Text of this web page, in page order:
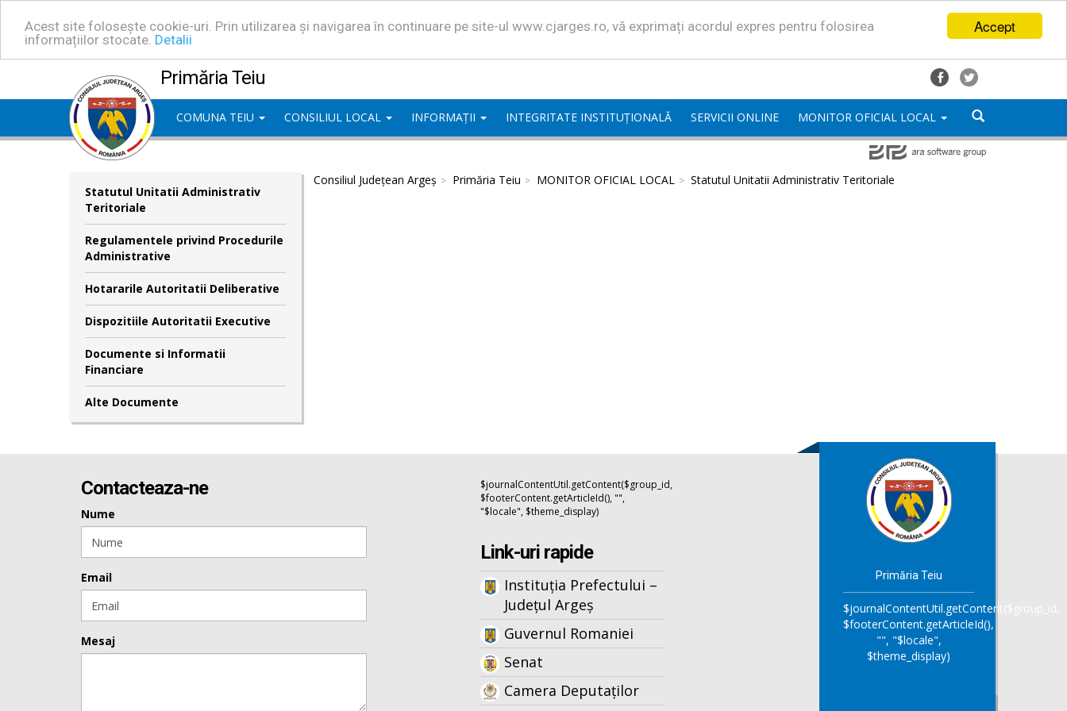
Accept
Acest site folosește cookie-uri. Prin utilizarea și navigarea în continuare pe site-ul www.cjarges.ro, vă exprimați acordul expres pentru folosirea
informațiilor stocate. Detalii
Primăria Teiu
COMUNA TEIU CONSILIUL LOCAL INFORMAȚII INTEGRITATE INSTITUȚIONALĂ SERVICII ONLINE MONITOR OFICIAL LOCAL
Statutul Unitatii Administrativ
Teritoriale
Regulamentele privind Procedurile
Administrative
Hotararile Autoritatii Deliberative
Dispozitiile Autoritatii Executive
Documente si Informatii
Financiare
Alte Documente
Consiliul Județean Argeș Primăria Teiu MONITOR OFICIAL LOCAL Statutul Unitatii Administrativ Teritoriale
Contacteaza-ne
Nume
Email
Mesaj
$journalContentUtil.getContent($group_id,
$footerContent.getArticleId(), "",
"$locale", $theme_display)
Link-uri rapide
Instituția Prefectului –
Județul Argeș
Guvernul Romaniei
Senat
Camera Deputaților
Primăria Teiu
$journalContentUtil.getContent($group_id,
$footerContent.getArticleId(),
"", "$locale",
$theme_display)